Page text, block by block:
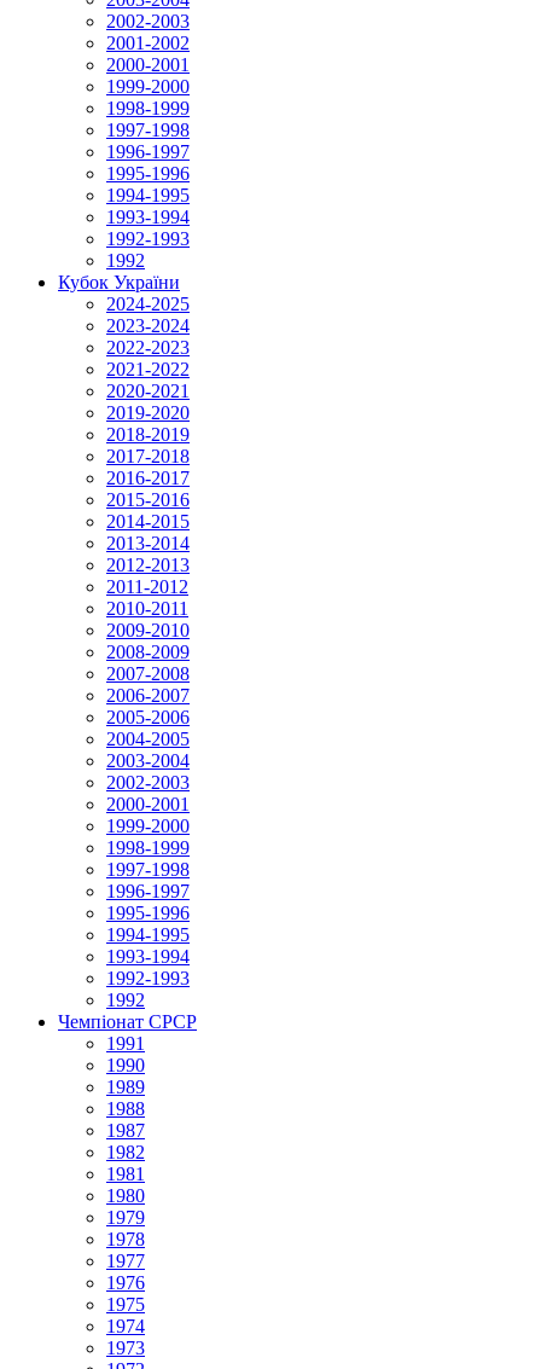
2002-2003
2001-2002
2000-2001
1999-2000
1998-1999
1997-1998
1996-1997
1995-1996
1994-1995
1993-1994
1992-1993
1992
Кубок України
2024-2025
2023-2024
2022-2023
2021-2022
2020-2021
2019-2020
2018-2019
2017-2018
2016-2017
2015-2016
2014-2015
2013-2014
2012-2013
2011-2012
2010-2011
2009-2010
2008-2009
2007-2008
2006-2007
2005-2006
2004-2005
2003-2004
2002-2003
2000-2001
1999-2000
1998-1999
1997-1998
1996-1997
1995-1996
1994-1995
1993-1994
1992-1993
1992
Чемпіонат СРСР
1991
1990
1989
1988
1987
1982
1981
1980
1979
1978
1977
1976
1975
1974
1973